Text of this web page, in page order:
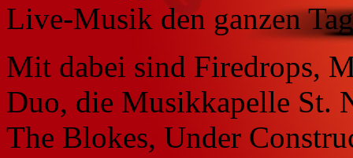
Live-Musik den ganzen
Mit dabei sind Firedrops,
Duo, die Musikkapelle St.
The Blokes, Under